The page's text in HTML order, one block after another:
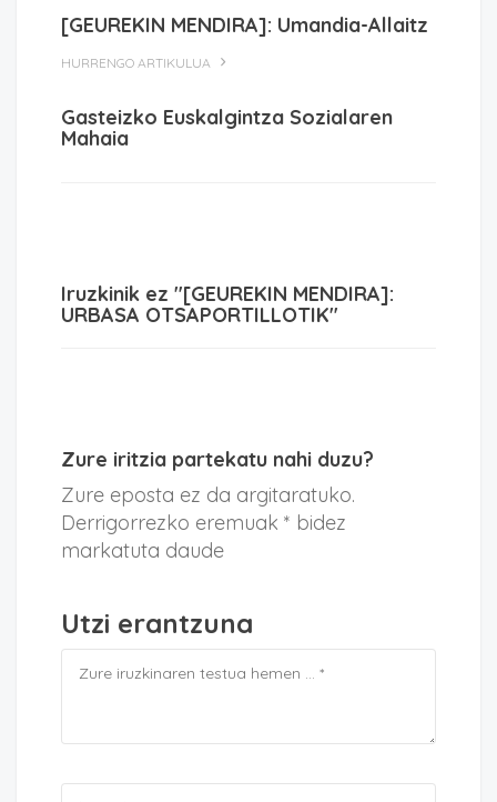
[GEUREKIN MENDIRA]: Umandia-Allaitz
HURRENGO ARTIKULUA
Gasteizko Euskalgintza Sozialaren
Mahaia
Iruzkinik ez "[GEUREKIN MENDIRA]:
URBASA OTSAPORTILLOTIK"
Zure iritzia partekatu nahi duzu?
Zure eposta ez da argitaratuko.
Derrigorrezko eremuak * bidez
markatuta daude
Utzi erantzuna